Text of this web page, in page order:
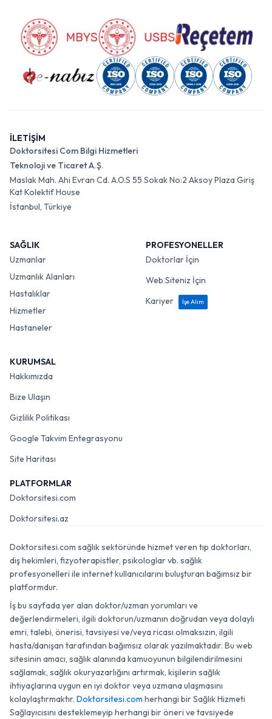
İLETİŞİM
Doktorsitesi Com Bilgi Hizmetleri
Teknoloji ve Ticaret A.Ş.
Maslak Mah. Ahi Evran Cd. A.O.S 55 Sokak No:2 Aksoy Plaza Giriş
Kat Kolektif House
İstanbul, Türkiye
SAĞLIK
Uzmanlar
Uzmanlık Alanları
Hastalıklar
Hizmetler
Hastaneler
PROFESYONELLER
Doktorlar İçin
Web Siteniz İçin
Kariyer
İşe Alım
KURUMSAL
Hakkımızda
Bize Ulaşın
Gizlilik Politikası
Google Takvim Entegrasyonu
Site Haritası
PLATFORMLAR
Doktorsitesi.com
Doktorsitesi.az
Doktorsitesi.com sağlık sektöründe hizmet veren tıp doktorları,
diş hekimleri, fizyoterapistler, psikologlar vb. sağlık
profesyonelleri ile internet kullanıcılarını buluşturan bağımsız bir
platformdur.
İş bu sayfada yer alan doktor/uzman yorumları ve
değerlendirmeleri, ilgili doktorun/uzmanın doğrudan veya dolaylı
emri, talebi, önerisi, tavsiyesi ve/veya ricası olmaksızın, ilgili
hasta/danışan tarafından bağımsız olarak yazılmaktadır. Bu web
sitesinin amacı, sağlık alanında kamuoyunun bilgilendirilmesini
sağlamak, sağlık okuryazarlığını artırmak, kişilerin sağlık
ihtiyaçlarına uygun en iyi doktor veya uzmana ulaşmasını
kolaylaştırmaktır. Doktorsitesi.com herhangi bir Sağlık Hizmeti
Sağlayıcısını desteklemeyip herhangi bir öneri ve tavsiyede